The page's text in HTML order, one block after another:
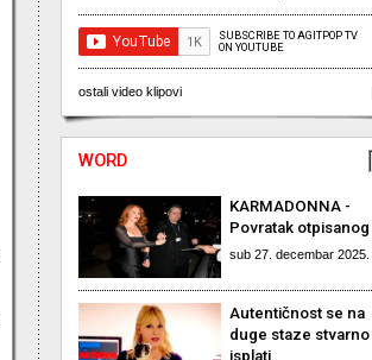
SUBSCRIBE TO AGITPOP TV
ON YOUTUBE
ostali video klipovi
WORD
KARMADONNA -
Povratak otpisanog
sub 27. decembar 2025.
Autentičnost se na
duge staze stvarno
isplati